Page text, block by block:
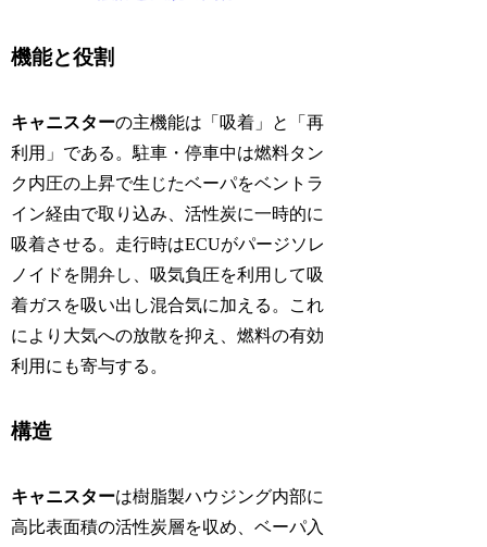
機能と役割
キャニスターの主機能は「吸着」と「再
利用」である。駐車・停車中は燃料タン
ク内圧の上昇で生じたベーパをベントラ
イン経由で取り込み、活性炭に一時的に
吸着させる。走行時はECUがパージソレ
ノイドを開弁し、吸気負圧を利用して吸
着ガスを吸い出し混合気に加える。これ
により大気への放散を抑え、燃料の有効
利用にも寄与する。
構造
キャニスターは樹脂製ハウジング内部に
高比表面積の活性炭層を収め、ベーパ入